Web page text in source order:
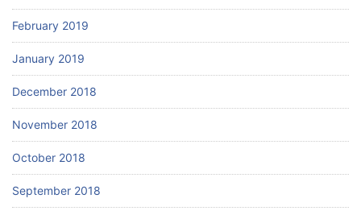
February 2019
January 2019
December 2018
November 2018
October 2018
September 2018